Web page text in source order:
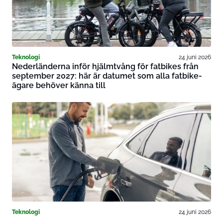
Teknologi 24 juni 2026
Nederländerna inför hjälmtvång för fatbikes från
september 2027: här är datumet som alla fatbike-
ägare behöver känna till
Teknologi 24 juni 2026